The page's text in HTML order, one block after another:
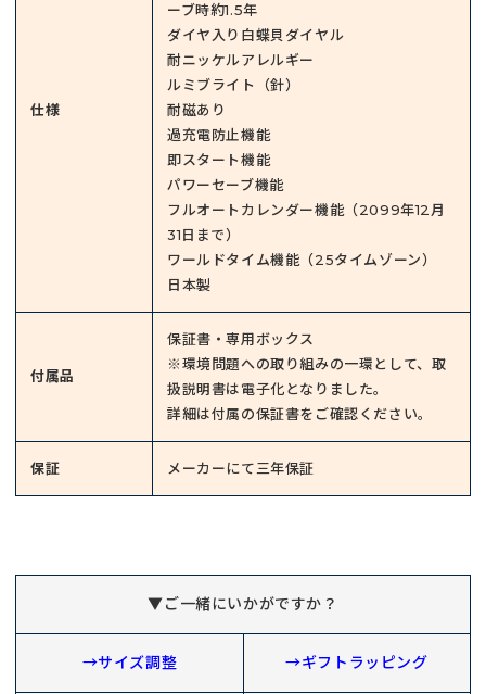
仕様
ーブ時約1.5年
ダイヤ入り白蝶貝ダイヤル
耐ニッケルアレルギー
ルミブライト（針）
耐磁あり
過充電防止機能
即スタート機能
パワーセーブ機能
フルオートカレンダー機能（2099年12月
31日まで）
ワールドタイム機能（25タイムゾーン）
日本製
付属品
保証書・専用ボックス
※環境問題への取り組みの一環として、取
扱説明書は電子化となりました。
詳細は付属の保証書をご確認ください。
保証 メーカーにて三年保証
▼ご一緒にいかがですか？
→サイズ調整 →ギフトラッピング